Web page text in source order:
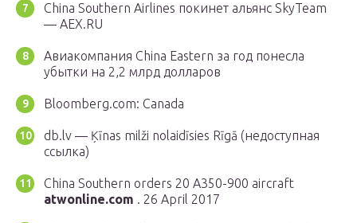
China Southern Airlines покинет альянс SkyTeam
— AEX.RU
Авиакомпания China Eastern за год понесла
убытки на 2,2 млрд долларов
Bloomberg.com: Canada
db.lv — Ķīnas milži nolaidīsies Rīgā (недоступная
ссылка)
China Southern orders 20 A350-900 aircraft
atwonline.com . 26 April 2017